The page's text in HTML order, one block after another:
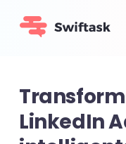
LinkedIn